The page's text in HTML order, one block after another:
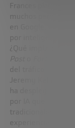
Frances plantea
muchos
en Google, el
por inteligencia
¿Qué implica esto
Post
del tráfico derivado
Jeremy Kahn
por IA que
tradicionales- y,
experiencia más